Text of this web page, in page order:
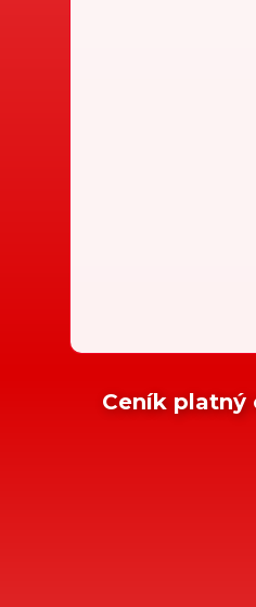
Ceník platný